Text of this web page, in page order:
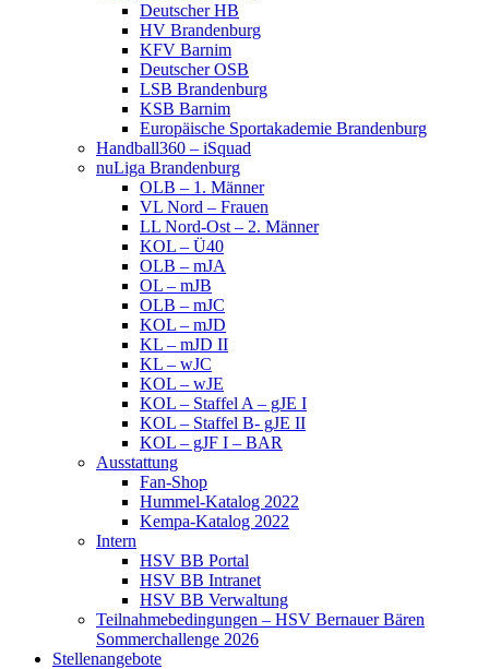
Deutscher HB
HV Brandenburg
KFV Barnim
Deutscher OSB
LSB Brandenburg
KSB Barnim
Europäische Sportakademie Brandenburg
Handball360 – iSquad
nuLiga Brandenburg
OLB – 1. Männer
VL Nord – Frauen
LL Nord-Ost – 2. Männer
KOL – Ü40
OLB – mJA
OL – mJB
OLB – mJC
KOL – mJD
KL – mJD II
KL – wJC
KOL – wJE
KOL – Staffel A – gJE I
KOL – Staffel B- gJE II
KOL – gJF I – BAR
Ausstattung
Fan-Shop
Hummel-Katalog 2022
Kempa-Katalog 2022
Intern
HSV BB Portal
HSV BB Intranet
HSV BB Verwaltung
Teilnahmebedingungen – HSV Bernauer Bären
Sommerchallenge 2026
Stellenangebote